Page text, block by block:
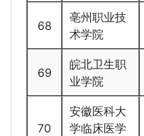
68
亳州职业技
术学院
69
皖北卫生职
业学院
70
安徽医科大
学临床医学